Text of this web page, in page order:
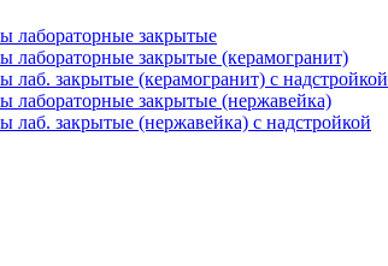
лабораторные закрытые
лабораторные закрытые (керамогранит)
лаб. закрытые (керамогранит) с надстройкой
лабораторные закрытые (нержавейка)
лаб. закрытые (нержавейка) с надстройкой